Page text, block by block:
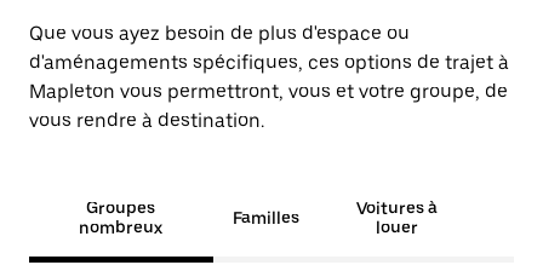
Que vous ayez besoin de plus d'espace ou
d'aménagements spécifiques, ces options de trajet à
Mapleton vous permettront, vous et votre groupe, de
vous rendre à destination.
Groupes
nombreux
Familles
Voitures à
louer